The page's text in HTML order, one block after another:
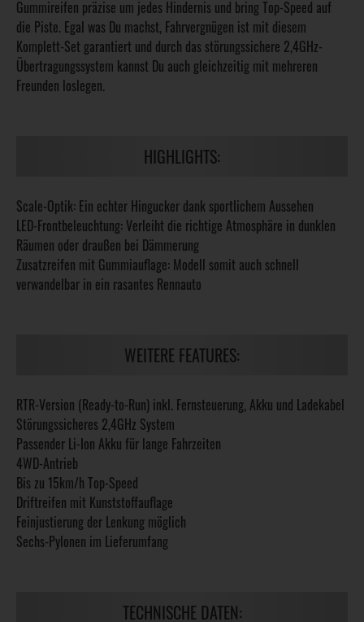
Gummireifen präzise um jedes Hindernis und bring Top-Speed auf
die Piste. Egal was Du machst, Fahrvergnügen ist mit diesem
Komplett-Set garantiert und durch das störungssichere 2,4GHz-
Übertragungssystem kannst Du auch gleichzeitig mit mehreren
Freunden loslegen.
HIGHLIGHTS:
Scale-Optik: Ein echter Hingucker dank sportlichem Aussehen
LED-Frontbeleuchtung: Verleiht die richtige Atmosphäre in dunklen
Räumen oder draußen bei Dämmerung
Zusatzreifen mit Gummiauflage: Modell somit auch schnell
verwandelbar in ein rasantes Rennauto
WEITERE FEATURES:
RTR-Version (Ready-to-Run) inkl. Fernsteuerung, Akku und Ladekabel
Störungssicheres 2,4GHz System
Passender Li-Ion Akku für lange Fahrzeiten
4WD-Antrieb
Bis zu 15km/h Top-Speed
Driftreifen mit Kunststoffauflage
Feinjustierung der Lenkung möglich
Sechs-Pylonen im Lieferumfang
TECHNISCHE DATEN: